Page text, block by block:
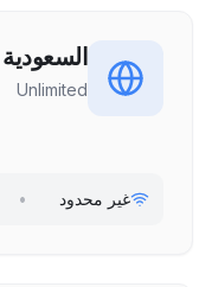
السعودية
Unlimited
غير محدود •